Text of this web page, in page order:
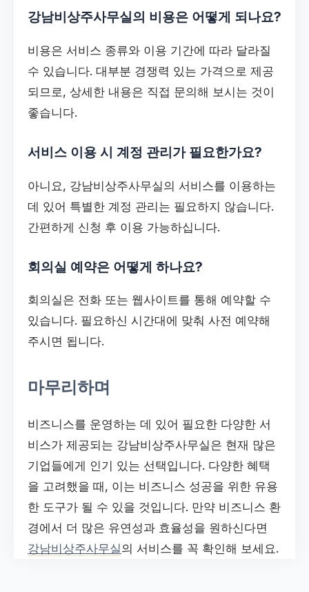
강남비상주사무실의 비용은 어떻게 되나요?
비용은 서비스 종류와 이용 기간에 따라 달라질
수 있습니다. 대부분 경쟁력 있는 가격으로 제공
되므로, 상세한 내용은 직접 문의해 보시는 것이
좋습니다.
서비스 이용 시 계정 관리가 필요한가요?
아니요, 강남비상주사무실의 서비스를 이용하는
데 있어 특별한 계정 관리는 필요하지 않습니다.
간편하게 신청 후 이용 가능하십니다.
회의실 예약은 어떻게 하나요?
회의실은 전화 또는 웹사이트를 통해 예약할 수
있습니다. 필요하신 시간대에 맞춰 사전 예약해
주시면 됩니다.
마무리하며
비즈니스를 운영하는 데 있어 필요한 다양한 서
비스가 제공되는 강남비상주사무실은 현재 많은
기업들에게 인기 있는 선택입니다. 다양한 혜택
을 고려했을 때, 이는 비즈니스 성공을 위한 유용
한 도구가 될 수 있을 것입니다. 만약 비즈니스 환
경에서 더 많은 유연성과 효율성을 원하신다면
강남비상주사무실의 서비스를 꼭 확인해 보세요.